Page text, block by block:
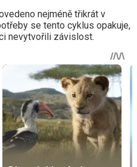
nejméně třikrát v
se tento cyklus opakuje,
nevytvořili závislost.